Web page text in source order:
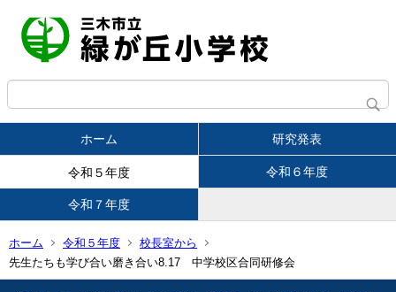
ホーム 研究発表
令和５年度 令和６年度
令和７年度
ホーム 令和５年度
校長室から
先生たちも学び合い磨き合い8.17 中学校区合同研修会